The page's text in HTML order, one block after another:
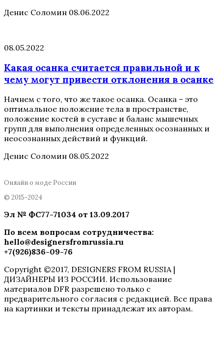
Денис Соломин 08.06.2022
08.05.2022
Какая осанка считается правильной и к
чему могут привести отклонения в осанке
Начнем с того, что же такое осанка. Осанка – это
оптимальное положение тела в пространстве,
положение костей в суставе и баланс мышечных
групп для выполнения определенных осознанных и
неосознанных действий и функций.
Денис Соломин 08.05.2022
Онлайн о моде России
© 2015-2024
Эл № ФC77-71034 от 13.09.2017
По всем вопросам сотрудничества:
hello@designersfromrussia.ru
+7(926)836-09-76
Copyright ©2017, DESIGNERS FROM RUSSIA |
ДИЗАЙНЕРЫ ИЗ РОССИИ. Использование
материалов DFR разрешено только с
предварительного согласия с редакцией. Все права
на картинки и тексты принадлежат их авторам.